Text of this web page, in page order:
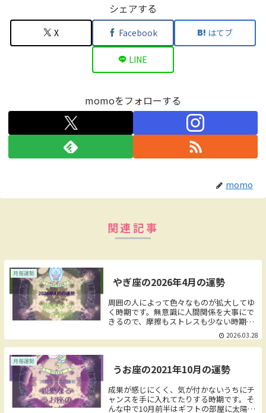
シェアする
X Facebook はてブ
LINE
momoをフォローする
momo
関連記事
月毎運勢
やぎ座の2026年4月の運勢
周囲の人によって色々なものが拡大してゆ
く時期です。無意識に人間関係を大事にで
きるので、摩擦もストレスも少ない時期で
す。素直に人の周囲に感心したり、学ぼう
としたりできるでしょう。この時期はたく
さんの人と交流してみましょう。ビジネス
への入り口と思って顔を出してみましょ
う。そんな中で4月前半は家の部屋に太陽
が滞在しています。
2026.03.28
月毎運勢
うお座の2021年10月の運勢
成果が感じにくく、気が付かないうちにチ
ャンスを手に入れてたりする時期です。そ
んな中で10月前半はギフトの部屋に太陽が